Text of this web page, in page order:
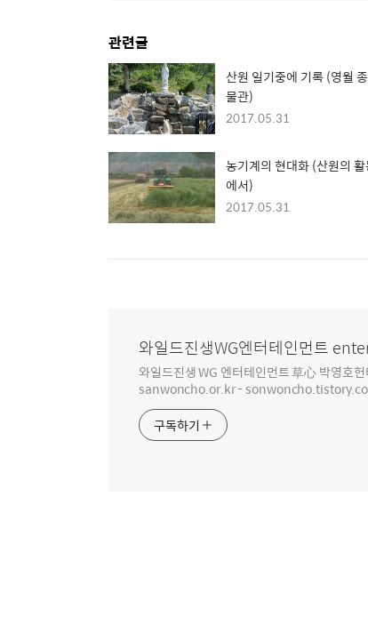
관련글
산원 일기중에 기록 (영월
물관)
2017.05.31
농기계의 현대화 (산원의
에서)
2017.05.31
와일드진생WG엔터테인먼트
와일드진생 WG 엔터테인먼트 草心 박영
sanwoncho.or.kr -
구독하기